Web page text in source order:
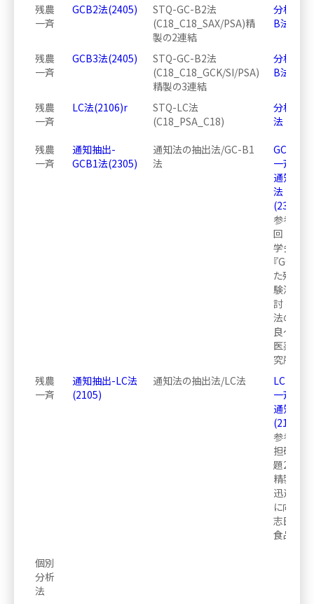
残農
一斉
GCB2法(2405)
STQ-GC-B2法
(C18_C18_SAX/PSA)精
製の2連結
分析方
B法
残農
一斉
GCB3法(2405)
STQ-GC-B2法
(C18_C18_GCK/SI/PSA)
精製の3連結
分析方
B法
残農
一斉
LC法(2106)r
STQ-LC法
(C18_PSA_C18)
分析方
法
残農
一斉
通知抽出-
GCB1法(2305)
通知法の抽出法/GC-B1
法
一斉分
通知法
法
参考文献
回 日本
学会学
『GC-
た残留
験法の
討 ～通
法の精
良～』志
医薬品
究所）
残農
一斉
通知抽出-LC法
(2105)
通知法の抽出法/LC法
一斉分
通知法
参考文献
担研究
題2. 公
精製操作
迅速化
に向け
志田, （
食品衛生
個別
分析
法